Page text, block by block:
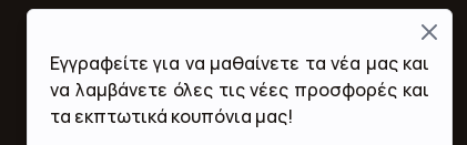
Close
Εγγραφείτε για να μαθαίνετε τα νέα μας και
να λαμβάνετε όλες τις νέες προσφορές και
τα εκπτωτικά κουπόνια μας!
Ποιοι Είμαστε
Όροι Χρήσης & Προϋποθέσεις